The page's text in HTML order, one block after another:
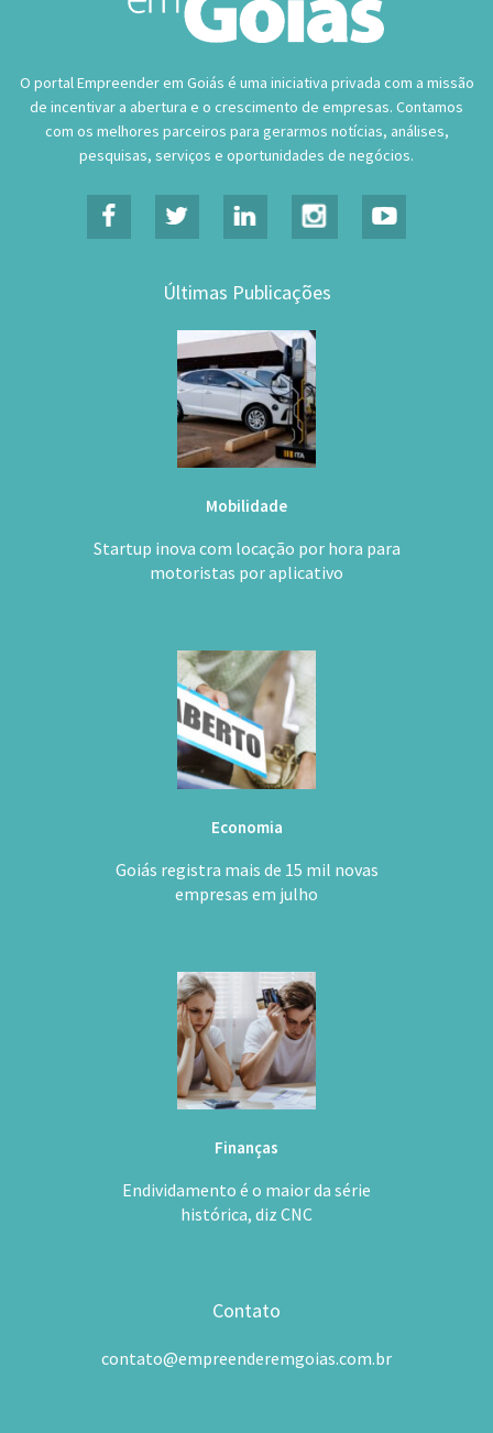
O portal Empreender em Goiás é uma iniciativa privada com a missão
de incentivar a abertura e o crescimento de empresas. Contamos
com os melhores parceiros para gerarmos notícias, análises,
pesquisas, serviços e oportunidades de negócios.
Últimas Publicações
Mobilidade
Startup inova com locação por hora para
motoristas por aplicativo
Economia
Goiás registra mais de 15 mil novas
empresas em julho
Finanças
Endividamento é o maior da série
histórica, diz CNC
Contato
contato@empreenderemgoias.com.br